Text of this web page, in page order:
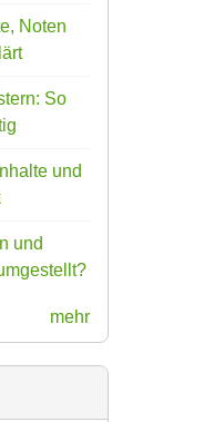
Noten
So
und
und
mehr